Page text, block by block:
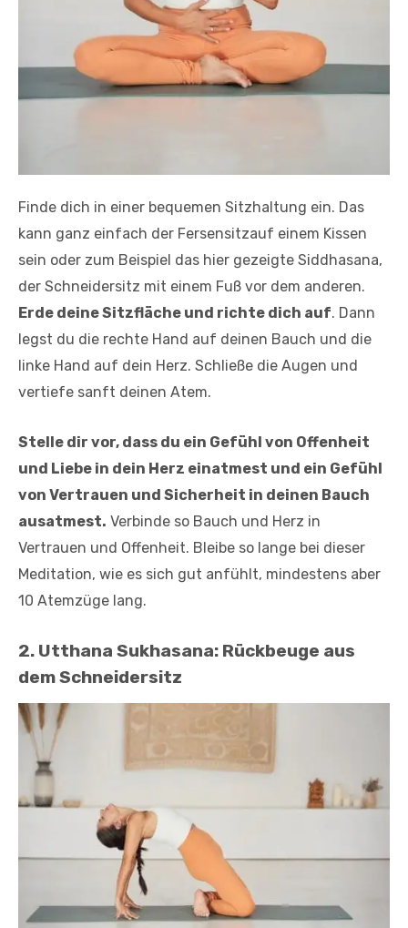
Finde dich in einer bequemen Sitzhaltung ein. Das
kann ganz einfach der Fersensitzauf einem Kissen
sein oder zum Beispiel das hier gezeigte Siddhasana,
der Schneidersitz mit einem Fuß vor dem anderen.
Erde deine Sitzfläche und richte dich auf. Dann
legst du die rechte Hand auf deinen Bauch und die
linke Hand auf dein Herz. Schließe die Augen und
vertiefe sanft deinen Atem.
Stelle dir vor, dass du ein Gefühl von Offenheit
und Liebe in dein Herz einatmest und ein Gefühl
von Vertrauen und Sicherheit in deinen Bauch
ausatmest. Verbinde so Bauch und Herz in
Vertrauen und Offenheit. Bleibe so lange bei dieser
Meditation, wie es sich gut anfühlt, mindestens aber
10 Atemzüge lang.
2. Utthana Sukhasana: Rückbeuge aus
dem Schneidersitz